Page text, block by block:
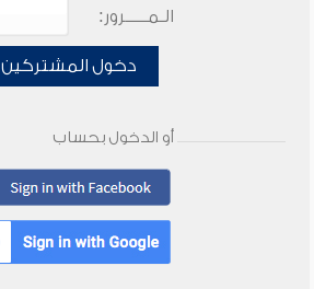
الـمـــــرور:
دخول المشتركين
أو الدخول بحساب